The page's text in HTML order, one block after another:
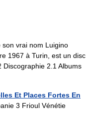
vrai nom Luigino
1967 à Turin, est un disc
Discographie 2.1 Albums
Et Places Fortes En
3 Frioul Vénétie